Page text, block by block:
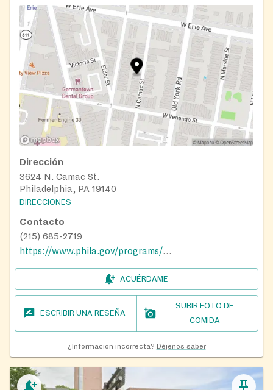
Dirección
3624 N. Camac St.
Philadelphia, PA 19140
DIRECCIONES
Contacto
(215) 685-2719
https://www.phila.gov/programs/playstreets/
ACUÉRDAME
ESCRIBIR UNA RESEÑA
SUBIR FOTO DE
COMIDA
¿Información incorrecta? Déjenos saber